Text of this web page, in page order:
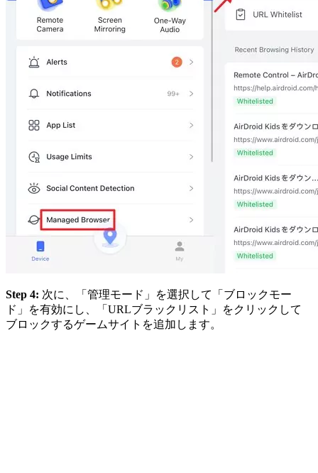
Step 4: 次に、「管理モード」を選択して「ブロックモー
ド」を有効にし、「URLブラックリスト」をクリックして
ブロックするゲームサイトを追加します。